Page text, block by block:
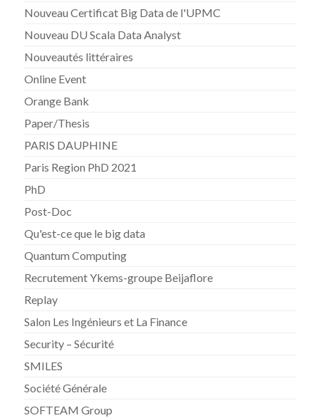
Nouveau Certificat Big Data de l'UPMC
Nouveau DU Scala Data Analyst
Nouveautés littéraires
Online Event
Orange Bank
Paper/Thesis
PARIS DAUPHINE
Paris Region PhD 2021
PhD
Post-Doc
Qu'est-ce que le big data
Quantum Computing
Recrutement Ykems-groupe Beijaflore
Replay
Salon Les Ingénieurs et La Finance
Security – Sécurité
SMILES
Société Générale
SOFTEAM Group